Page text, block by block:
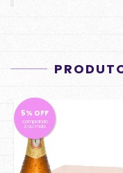
5% OFF
comprando
3 ou mais